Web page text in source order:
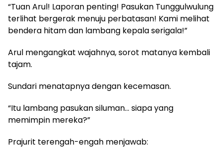
“Tuan Arul! Laporan penting! Pasukan Tunggulwulung
terlihat bergerak menuju perbatasan! Kami melihat
bendera hitam dan lambang kepala serigala!”
Arul mengangkat wajahnya, sorot matanya kembali
tajam.
Sundari menatapnya dengan kecemasan.
“Itu lambang pasukan siluman… siapa yang
memimpin mereka?”
Prajurit terengah-engah menjawab: